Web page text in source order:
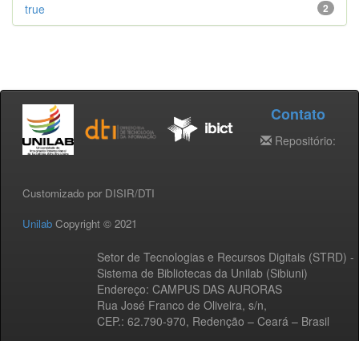
2
true
Customizado por DISIR/DTI
Unilab Copyright © 2021
Setor de Tecnologias e Recursos Digitais (STRD) -
Sistema de Bibliotecas da Unilab (Sibiuni)
Endereço: CAMPUS DAS AURORAS
Rua José Franco de Oliveira, s/n,
CEP.: 62.790-970, Redenção – Ceará – Brasil
Contato
Repositório: